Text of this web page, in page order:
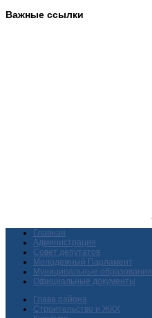
Важные ссылки
Главная
Администрация
Совет депутатов
Молодежный Парламент
Муниципальные образования
Официальные документы
Глава района
Строительство и ЖКХ